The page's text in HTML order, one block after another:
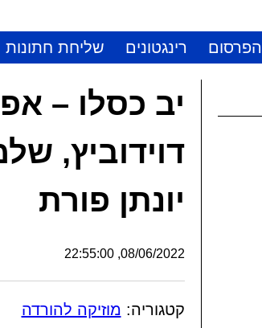
רינגטונים שליחת חתונות
יב כסלו –
דוידוביץ,
יונתן פורת
08/06/2022, 22:55:00
קטגוריה: מוזיקה להורדה